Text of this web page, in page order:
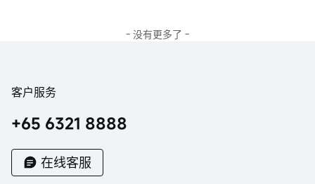
- 没有更多了 -
客户服务
+65 6321 8888
在线客服